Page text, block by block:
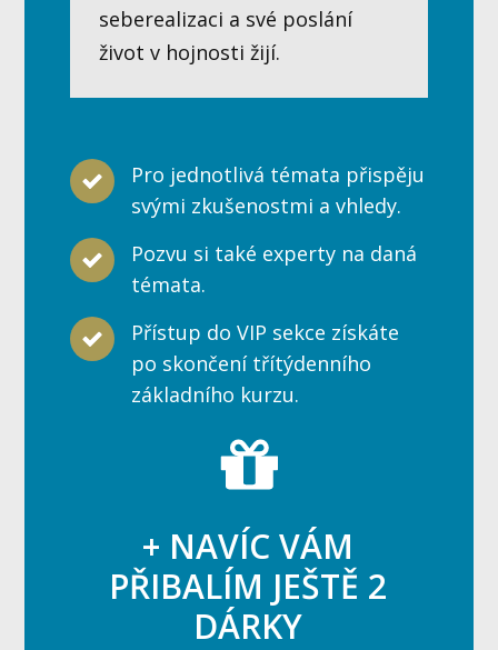
seberealizaci a své poslání
život v hojnosti žijí.
Pro jednotlivá témata přispěju
svými zkušenostmi a vhledy.
Pozvu si také experty na daná
témata.
Přístup do VIP sekce získáte
po skončení třítýdenního
základního kurzu.
+ NAVÍC VÁM
PŘIBALÍM JEŠTĚ 2
DÁRKY